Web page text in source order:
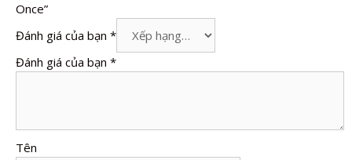
Once”
Đánh giá của bạn *
Đánh giá của bạn *
Tên